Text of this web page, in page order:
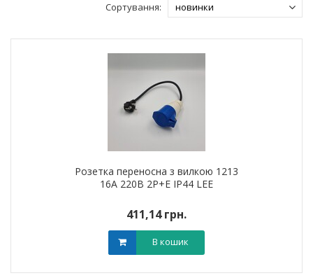
Сортування:
Розетка переносна з вилкою 1213
16А 220В 2Р+Е IP44 LEE
411,14 грн.
В кошик